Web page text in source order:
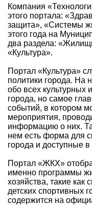
Компания
этого портала:
защита», «Системы
этого года на
два раздела:
«Культура».
Портал «Культура»
политики города. На
обо всех культурных
города, но самое
событий, в котором
мероприятия,
информацию о них.
нем есть форма для
города и доступные в
Портал «ЖКХ»
именно программы
хозяйства, такие как
детских спортивных
содержится на